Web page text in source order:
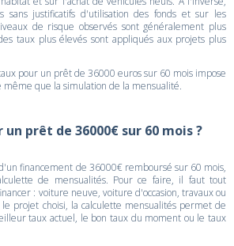
sans justificatifs d'utilisation des fonds et sur les
de risque observés sont généralement plus
taux plus élevés sont appliqués aux projets plus
pour un prêt de 36000 euros sur 60 mois impose
que la simulation de la mensualité.
prêt de 36000€ sur 60 mois ?
financement de 36000€ remboursé sur 60 mois,
de mensualités. Pour ce faire, il faut tout
: voiture neuve, voiture d'occasion, travaux ou
projet choisi, la calculette mensualités permet de
taux actuel, le bon taux du moment ou le taux